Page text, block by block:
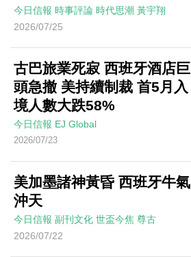
今日信報 時事評論 時代思潮 黃宇翔
2026/07/25
古巴旅業死寂 西班牙酒店巨
頭急撤 美持續制裁 首5月入
境人數大跌58%
今日信報 EJ Global
2026/07/23
美加墨諸神黃昏 西班牙牛氣
沖天
今日信報 副刊文化 世盃今焦 尊古
2026/07/22